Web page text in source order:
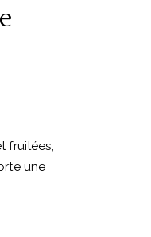
fruitées,
une